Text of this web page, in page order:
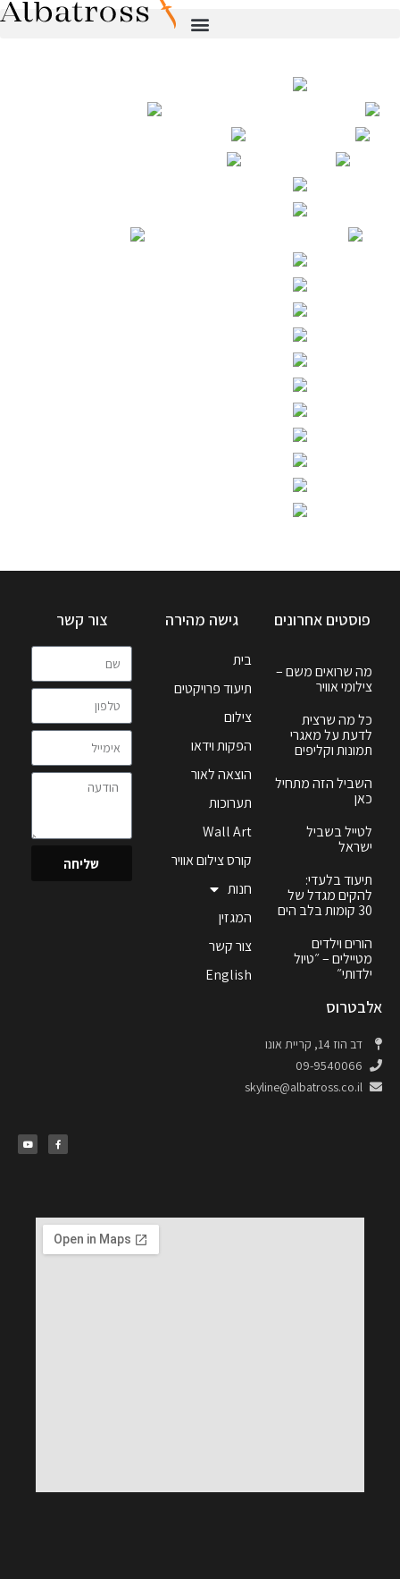
פוסטים אחרונים
מה שרואים משם –
צילומי אוויר
כל מה שרצית
לדעת על מאגרי
תמונות וקליפים
השביל הזה מתחיל
כאן
לטייל בשביל
ישראל
תיעוד בלעדי:
להקים מגדל של
30 קומות בלב הים
הורים וילדים
מטיילים – ״טיול
ילדותי״
גישה מהירה
בית
תיעוד פרויקטים
צילום
הפקות וידאו
הוצאה לאור
תערוכות
Wall Art
קורס צילום אוויר
חנות
המגזין
צור קשר
English
צור קשר
שליחה
אלבטרוס
דב הוז 14, קריית אונו
09-9540066
skyline@albatross.co.il